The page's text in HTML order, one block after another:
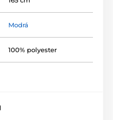
Modrá
100% polyester